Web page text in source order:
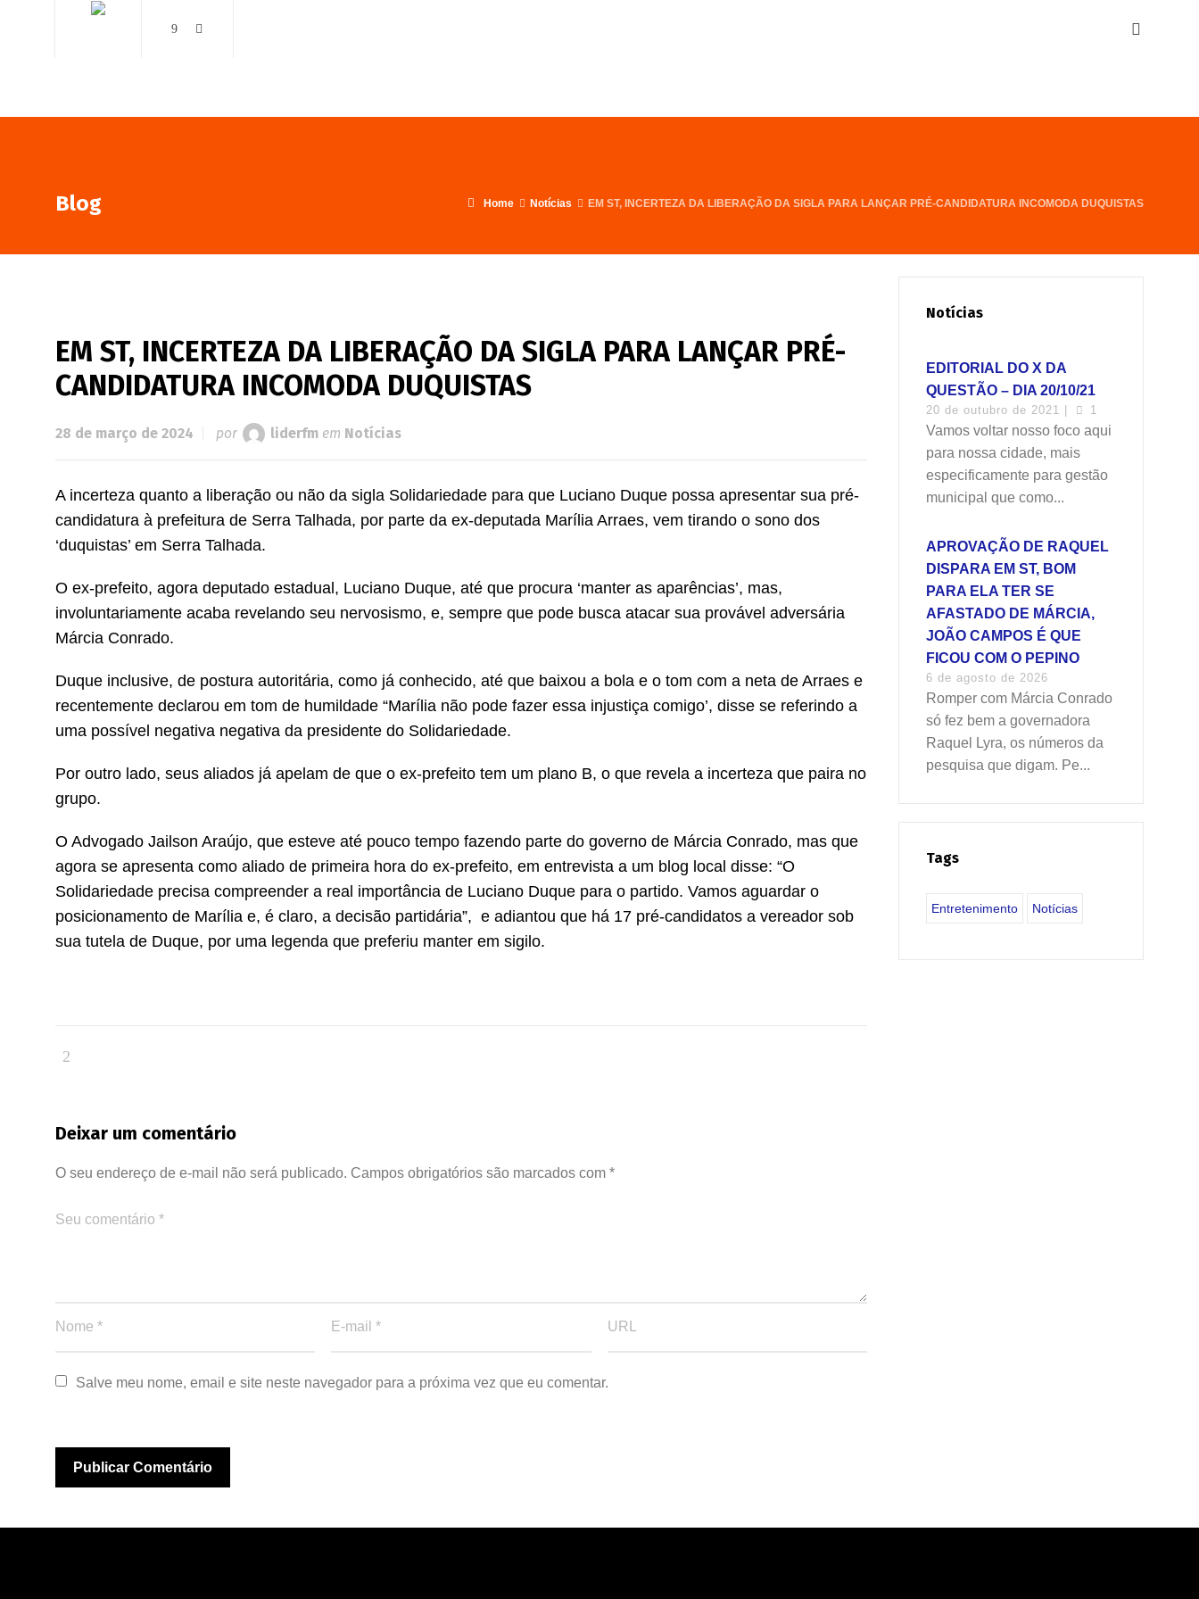
Blog Home Notícias EM ST, INCERTEZA DA LIBERAÇÃO DA SIGLA PARA LANÇAR PRÉ-CANDIDATURA INCOMODA DUQUISTAS
EM ST, INCERTEZA DA LIBERAÇÃO DA SIGLA PARA LANÇAR PRÉ-
CANDIDATURA INCOMODA DUQUISTAS
28 de março de 2024 por liderfm em Notícias
A incerteza quanto a liberação ou não da sigla Solidariedade para que Luciano Duque possa apresentar sua pré-
candidatura à prefeitura de Serra Talhada, por parte da ex-deputada Marília Arraes, vem tirando o sono dos
‘duquistas’ em Serra Talhada.
O ex-prefeito, agora deputado estadual, Luciano Duque, até que procura ‘manter as aparências’, mas,
involuntariamente acaba revelando seu nervosismo, e, sempre que pode busca atacar sua provável adversária
Márcia Conrado.
Duque inclusive, de postura autoritária, como já conhecido, até que baixou a bola e o tom com a neta de Arraes e
recentemente declarou em tom de humildade “Marília não pode fazer essa injustiça comigo’, disse se referindo a
uma possível negativa negativa da presidente do Solidariedade.
Por outro lado, seus aliados já apelam de que o ex-prefeito tem um plano B, o que revela a incerteza que paira no
grupo.
O Advogado Jailson Araújo, que esteve até pouco tempo fazendo parte do governo de Márcia Conrado, mas que
agora se apresenta como aliado de primeira hora do ex-prefeito, em entrevista a um blog local disse: “O
Solidariedade precisa compreender a real importância de Luciano Duque para o partido. Vamos aguardar o
posicionamento de Marília e, é claro, a decisão partidária”, e adiantou que há 17 pré-candidatos a vereador sob
sua tutela de Duque, por uma legenda que preferiu manter em sigilo.
Deixar um comentário
O seu endereço de e-mail não será publicado. Campos obrigatórios são marcados com *
Salve meu nome, email e site neste navegador para a próxima vez que eu comentar.
Notícias
EDITORIAL DO X DA
QUESTÃO – DIA 20/10/21
20 de outubro de 2021 | 1
Vamos voltar nosso foco aqui
para nossa cidade, mais
especificamente para gestão
municipal que como...
APROVAÇÃO DE RAQUEL
DISPARA EM ST, BOM
PARA ELA TER SE
AFASTADO DE MÁRCIA,
JOÃO CAMPOS É QUE
FICOU COM O PEPINO
6 de agosto de 2026
Romper com Márcia Conrado
só fez bem a governadora
Raquel Lyra, os números da
pesquisa que digam. Pe...
Tags
Entretenimento Notícias